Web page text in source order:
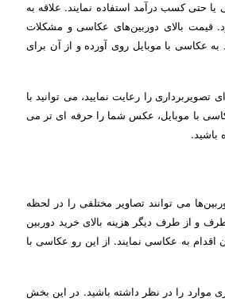
حتی کسب درآمد استفاده نمایند. علاقه به
قیمت بالای دوربین‌های عکاسی و مشکلات
عکاسی با موبایل روی آورده و از آن برای
را رعایت نمایید، می توانید با
عکاسی با موبایل، عکس شما را حرفه ای تر می
باشید.
می توانند تصاویر مختلفی را در لحظه
و از طرف دیگر هزینه بالای خرید دوربین
به عکاسی نمایند. از این رو عکاسی با
موارد را در نظر داشته باشید. در این بخش